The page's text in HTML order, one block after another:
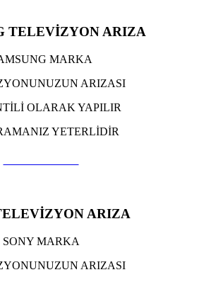
TELEVİZYON ARIZA
MARKA
ARIZASI
OLARAK YAPILIR
YETERLİDİR
ARIZA
SONY MARKA
ARIZASI